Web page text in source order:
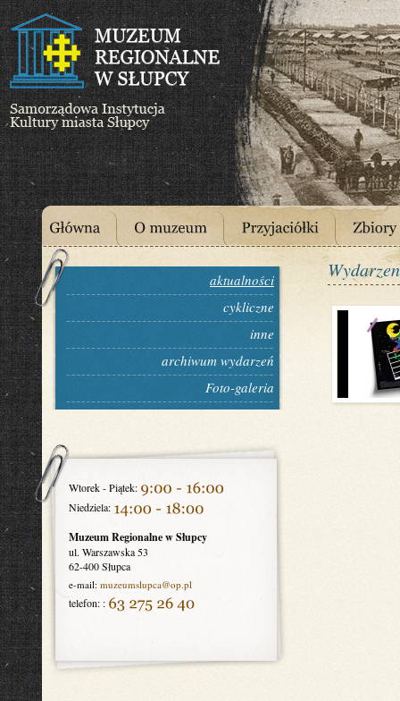
aktualności
cykliczne
inne
archiwum wydarzeń
Foto-galeria
Wtorek - Piątek:
Niedziela:
Muzeum Regionalne w Słupcy
ul. Warszawska 53
62-400 Słupca
e-mail: muzeumslupca@op.pl
telefon: :